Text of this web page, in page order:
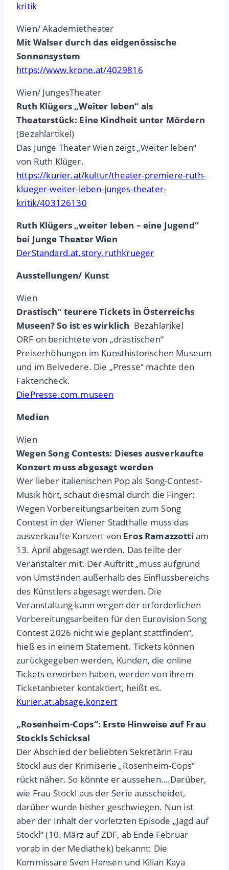
kritik
Wien/ Akademietheater
Mit Walser durch das eidgenössische
Sonnensystem
https://www.krone.at/4029816
Wien/ JungesTheater
Ruth Klügers „Weiter leben“ als
Theaterstück: Eine Kindheit unter Mördern
(Bezahlartikel)
Das Junge Theater Wien zeigt „Weiter leben“
von Ruth Klüger.
https://kurier.at/kultur/theater-premiere-ruth-
klueger-weiter-leben-junges-theater-
kritik/403126130
Ruth Klügers „weiter leben – eine Jugend“
bei Junge Theater Wien
DerStandard.at.story.ruthkrueger
Ausstellungen/ Kunst
Wien
Drastisch“ teurere Tickets in Österreichs
Museen? So ist es wirklich Bezahlarikel
ORF on berichtete von „drastischen“
Preiserhöhungen im Kunsthistorischen Museum
und im Belvedere. Die „Presse“ machte den
Faktencheck.
DiePresse.com.museen
Medien
Wien
Wegen Song Contests: Dieses ausverkaufte
Konzert muss abgesagt werden
Wer lieber italienischen Pop als Song-Contest-
Musik hört, schaut diesmal durch die Finger:
Wegen Vorbereitungsarbeiten zum Song
Contest in der Wiener Stadthalle muss das
ausverkaufte Konzert von Eros Ramazzotti am
13. April abgesagt werden. Das teilte der
Veranstalter mit. Der Auftritt „muss aufgrund
von Umständen außerhalb des Einflussbereichs
des Künstlers abgesagt werden. Die
Veranstaltung kann wegen der erforderlichen
Vorbereitungsarbeiten für den Eurovision Song
Contest 2026 nicht wie geplant stattfinden“,
hieß es in einem Statement. Tickets können
zurückgegeben werden, Kunden, die online
Tickets erworben haben, werden von ihrem
Ticketanbieter kontaktiert, heißt es.
Kurier.at.absage.konzert
„Rosenheim-Cops“: Erste Hinweise auf Frau
Stockls Schicksal
Der Abschied der beliebten Sekretärin Frau
Stockl aus der Krimiserie „Rosenheim-Cops“
rückt näher. So könnte er aussehen….Darüber,
wie Frau Stockl aus der Serie ausscheidet,
darüber wurde bisher geschwiegen. Nun ist
aber der Inhalt der vorletzten Episode „Jagd auf
Stockl“ (10. März auf ZDF, ab Ende Februar
vorab in der Mediathek) bekannt: Die
Kommissare Sven Hansen und Kilian Kaya